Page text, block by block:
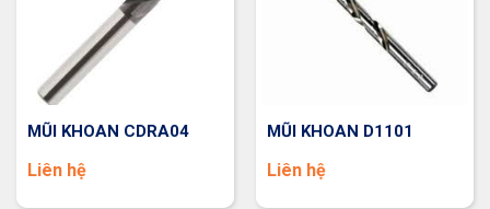
MŨI KHOAN CDRA04
Liên hệ
MŨI KHOAN D1101
Liên hệ